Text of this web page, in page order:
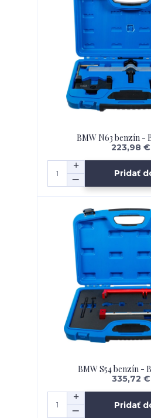
BMW N63 benzín -
223,98 €
Pridať
BMW S54 benzín -
335,72 €
Pridať